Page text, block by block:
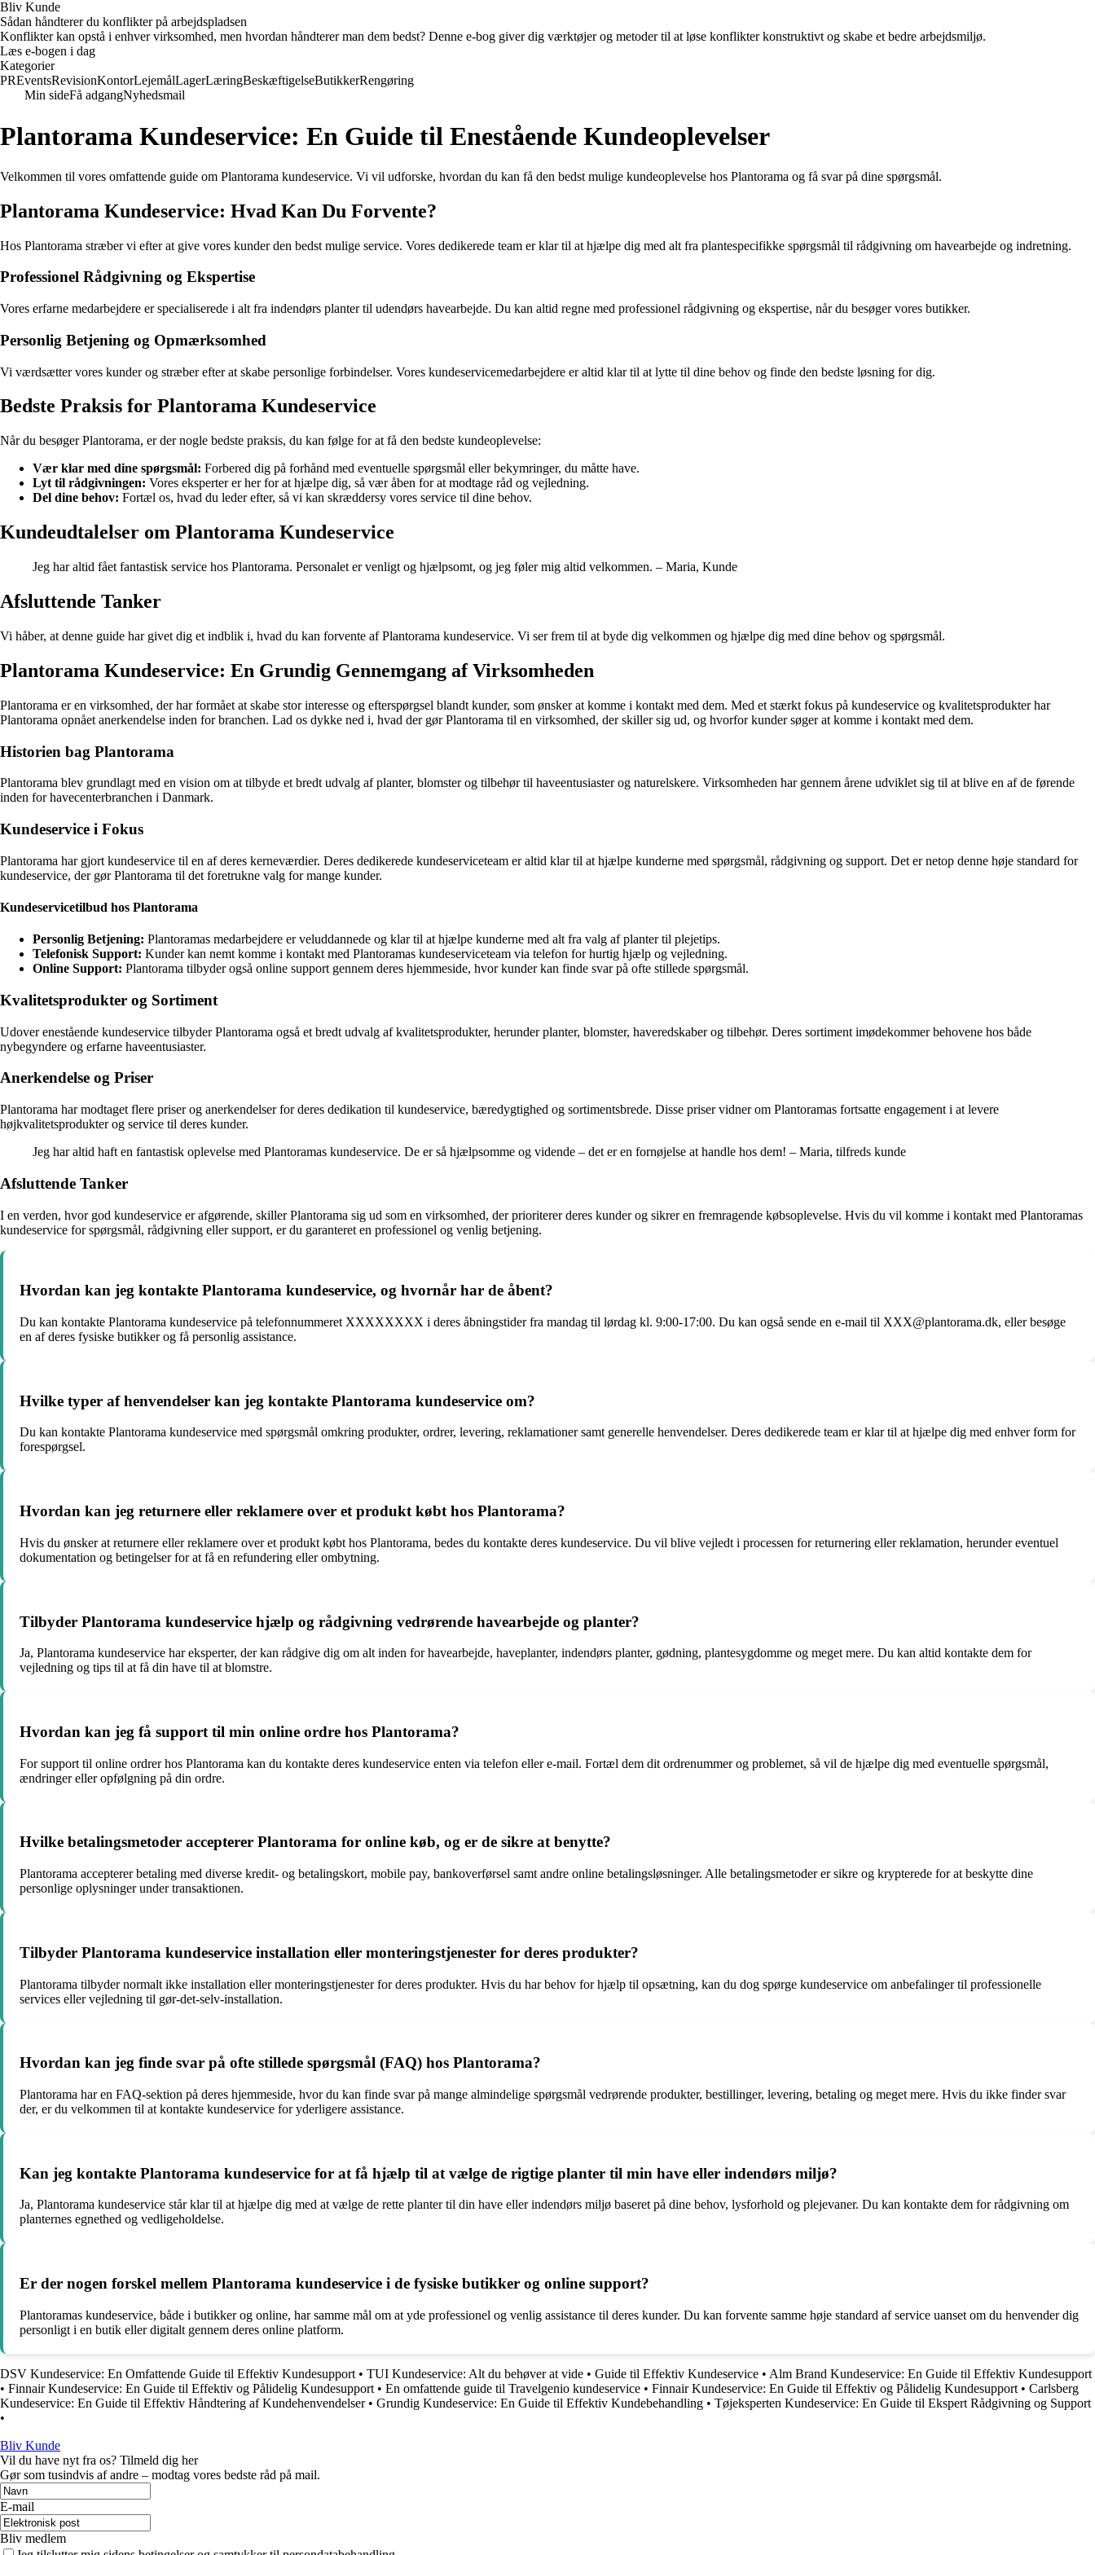
Bliv Kunde
Sådan håndterer du konflikter på arbejdspladsen
Konflikter kan opstå i enhver virksomhed, men hvordan håndterer man dem bedst? Denne e-bog giver dig værktøjer og metoder til at løse konflikter konstruktivt og skabe et bedre arbejdsmiljø.
Læs e-bogen i dag
Kategorier
PREventsRevisionKontorLejemålLagerLæringBeskæftigelseButikkerRengøring
Min sideFå adgangNyhedsmail
Plantorama Kundeservice: En Guide til Enestående Kundeoplevelser
Velkommen til vores omfattende guide om Plantorama kundeservice. Vi vil udforske, hvordan du kan få den bedst mulige kundeoplevelse hos Plantorama og få svar på dine spørgsmål.
Plantorama Kundeservice: Hvad Kan Du Forvente?
Hos Plantorama stræber vi efter at give vores kunder den bedst mulige service. Vores dedikerede team er klar til at hjælpe dig med alt fra plantespecifikke spørgsmål til rådgivning om havearbejde og indretning.
Professionel Rådgivning og Ekspertise
Vores erfarne medarbejdere er specialiserede i alt fra indendørs planter til udendørs havearbejde. Du kan altid regne med professionel rådgivning og ekspertise, når du besøger vores butikker.
Personlig Betjening og Opmærksomhed
Vi værdsætter vores kunder og stræber efter at skabe personlige forbindelser. Vores kundeservicemedarbejdere er altid klar til at lytte til dine behov og finde den bedste løsning for dig.
Bedste Praksis for Plantorama Kundeservice
Når du besøger Plantorama, er der nogle bedste praksis, du kan følge for at få den bedste kundeoplevelse:
Vær klar med dine spørgsmål: Forbered dig på forhånd med eventuelle spørgsmål eller bekymringer, du måtte have.
Lyt til rådgivningen: Vores eksperter er her for at hjælpe dig, så vær åben for at modtage råd og vejledning.
Del dine behov: Fortæl os, hvad du leder efter, så vi kan skræddersy vores service til dine behov.
Kundeudtalelser om Plantorama Kundeservice
Jeg har altid fået fantastisk service hos Plantorama. Personalet er venligt og hjælpsomt, og jeg føler mig altid velkommen. – Maria, Kunde
Afsluttende Tanker
Vi håber, at denne guide har givet dig et indblik i, hvad du kan forvente af Plantorama kundeservice. Vi ser frem til at byde dig velkommen og hjælpe dig med dine behov og spørgsmål.
Plantorama Kundeservice: En Grundig Gennemgang af Virksomheden
Plantorama er en virksomhed, der har formået at skabe stor interesse og efterspørgsel blandt kunder, som ønsker at komme i kontakt med dem. Med et stærkt fokus på kundeservice og kvalitetsprodukter har
Plantorama opnået anerkendelse inden for branchen. Lad os dykke ned i, hvad der gør Plantorama til en virksomhed, der skiller sig ud, og hvorfor kunder søger at komme i kontakt med dem.
Historien bag Plantorama
Plantorama blev grundlagt med en vision om at tilbyde et bredt udvalg af planter, blomster og tilbehør til haveentusiaster og naturelskere. Virksomheden har gennem årene udviklet sig til at blive en af de førende
inden for havecenterbranchen i Danmark.
Kundeservice i Fokus
Plantorama har gjort kundeservice til en af deres kerneværdier. Deres dedikerede kundeserviceteam er altid klar til at hjælpe kunderne med spørgsmål, rådgivning og support. Det er netop denne høje standard for
kundeservice, der gør Plantorama til det foretrukne valg for mange kunder.
Kundeservicetilbud hos Plantorama
Personlig Betjening: Plantoramas medarbejdere er veluddannede og klar til at hjælpe kunderne med alt fra valg af planter til plejetips.
Telefonisk Support: Kunder kan nemt komme i kontakt med Plantoramas kundeserviceteam via telefon for hurtig hjælp og vejledning.
Online Support: Plantorama tilbyder også online support gennem deres hjemmeside, hvor kunder kan finde svar på ofte stillede spørgsmål.
Kvalitetsprodukter og Sortiment
Udover enestående kundeservice tilbyder Plantorama også et bredt udvalg af kvalitetsprodukter, herunder planter, blomster, haveredskaber og tilbehør. Deres sortiment imødekommer behovene hos både
nybegyndere og erfarne haveentusiaster.
Anerkendelse og Priser
Plantorama har modtaget flere priser og anerkendelser for deres dedikation til kundeservice, bæredygtighed og sortimentsbrede. Disse priser vidner om Plantoramas fortsatte engagement i at levere
højkvalitetsprodukter og service til deres kunder.
Jeg har altid haft en fantastisk oplevelse med Plantoramas kundeservice. De er så hjælpsomme og vidende – det er en fornøjelse at handle hos dem! – Maria, tilfreds kunde
Afsluttende Tanker
I en verden, hvor god kundeservice er afgørende, skiller Plantorama sig ud som en virksomhed, der prioriterer deres kunder og sikrer en fremragende købsoplevelse. Hvis du vil komme i kontakt med Plantoramas
kundeservice for spørgsmål, rådgivning eller support, er du garanteret en professionel og venlig betjening.
Hvordan kan jeg kontakte Plantorama kundeservice, og hvornår har de åbent?
Du kan kontakte Plantorama kundeservice på telefonnummeret XXXXXXXX i deres åbningstider fra mandag til lørdag kl. 9:00-17:00. Du kan også sende en e-mail til XXX@plantorama.dk, eller besøge
en af deres fysiske butikker og få personlig assistance.
Hvilke typer af henvendelser kan jeg kontakte Plantorama kundeservice om?
Du kan kontakte Plantorama kundeservice med spørgsmål omkring produkter, ordrer, levering, reklamationer samt generelle henvendelser. Deres dedikerede team er klar til at hjælpe dig med enhver form for
forespørgsel.
Hvordan kan jeg returnere eller reklamere over et produkt købt hos Plantorama?
Hvis du ønsker at returnere eller reklamere over et produkt købt hos Plantorama, bedes du kontakte deres kundeservice. Du vil blive vejledt i processen for returnering eller reklamation, herunder eventuel
dokumentation og betingelser for at få en refundering eller ombytning.
Tilbyder Plantorama kundeservice hjælp og rådgivning vedrørende havearbejde og planter?
Ja, Plantorama kundeservice har eksperter, der kan rådgive dig om alt inden for havearbejde, haveplanter, indendørs planter, gødning, plantesygdomme og meget mere. Du kan altid kontakte dem for
vejledning og tips til at få din have til at blomstre.
Hvordan kan jeg få support til min online ordre hos Plantorama?
For support til online ordrer hos Plantorama kan du kontakte deres kundeservice enten via telefon eller e-mail. Fortæl dem dit ordrenummer og problemet, så vil de hjælpe dig med eventuelle spørgsmål,
ændringer eller opfølgning på din ordre.
Hvilke betalingsmetoder accepterer Plantorama for online køb, og er de sikre at benytte?
Plantorama accepterer betaling med diverse kredit- og betalingskort, mobile pay, bankoverførsel samt andre online betalingsløsninger. Alle betalingsmetoder er sikre og krypterede for at beskytte dine
personlige oplysninger under transaktionen.
Tilbyder Plantorama kundeservice installation eller monteringstjenester for deres produkter?
Plantorama tilbyder normalt ikke installation eller monteringstjenester for deres produkter. Hvis du har behov for hjælp til opsætning, kan du dog spørge kundeservice om anbefalinger til professionelle
services eller vejledning til gør-det-selv-installation.
Hvordan kan jeg finde svar på ofte stillede spørgsmål (FAQ) hos Plantorama?
Plantorama har en FAQ-sektion på deres hjemmeside, hvor du kan finde svar på mange almindelige spørgsmål vedrørende produkter, bestillinger, levering, betaling og meget mere. Hvis du ikke finder svar
der, er du velkommen til at kontakte kundeservice for yderligere assistance.
Kan jeg kontakte Plantorama kundeservice for at få hjælp til at vælge de rigtige planter til min have eller indendørs miljø?
Ja, Plantorama kundeservice står klar til at hjælpe dig med at vælge de rette planter til din have eller indendørs miljø baseret på dine behov, lysforhold og plejevaner. Du kan kontakte dem for rådgivning om
planternes egnethed og vedligeholdelse.
Er der nogen forskel mellem Plantorama kundeservice i de fysiske butikker og online support?
Plantoramas kundeservice, både i butikker og online, har samme mål om at yde professionel og venlig assistance til deres kunder. Du kan forvente samme høje standard af service uanset om du henvender dig
personligt i en butik eller digitalt gennem deres online platform.
DSV Kundeservice: En Omfattende Guide til Effektiv Kundesupport • TUI Kundeservice: Alt du behøver at vide • Guide til Effektiv Kundeservice • Alm Brand Kundeservice: En Guide til Effektiv Kundesupport
• Finnair Kundeservice: En Guide til Effektiv og Pålidelig Kundesupport • En omfattende guide til Travelgenio kundeservice • Finnair Kundeservice: En Guide til Effektiv og Pålidelig Kundesupport • Carlsberg
Kundeservice: En Guide til Effektiv Håndtering af Kundehenvendelser• Grundig Kundeservice: En Guide til Effektiv Kundebehandling • Tøjeksperten Kundeservice: En Guide til Ekspert Rådgivning og Support
•
Bliv Kunde
Vil du have nyt fra os? Tilmeld dig her
Gør som tusindvis af andre – modtag vores bedste råd på mail.
E-mail
Bliv medlem